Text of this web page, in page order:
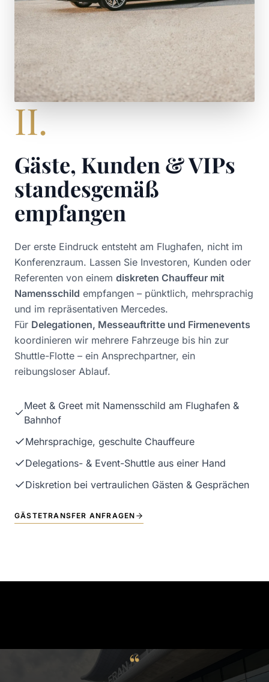
II.
Gäste, Kunden & VIPs
standesgemäß
empfangen
Der erste Eindruck entsteht am Flughafen, nicht im
Konferenzraum. Lassen Sie Investoren, Kunden oder
Referenten von einem diskreten Chauffeur mit
Namensschild empfangen – pünktlich, mehrsprachig
und im repräsentativen Mercedes.
Für Delegationen, Messeauftritte und Firmenevents
koordinieren wir mehrere Fahrzeuge bis hin zur
Shuttle-Flotte – ein Ansprechpartner, ein
reibungsloser Ablauf.
Meet & Greet mit Namensschild am Flughafen &
Bahnhof
Mehrsprachige, geschulte Chauffeure
Delegations- & Event-Shuttle aus einer Hand
Diskretion bei vertraulichen Gästen & Gesprächen
GÄSTETRANSFER ANFRAGEN
“